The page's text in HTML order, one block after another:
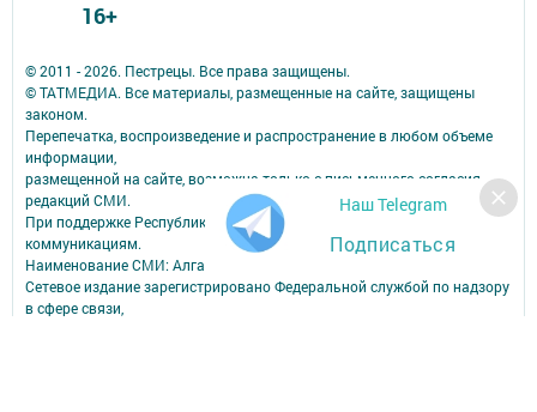
Наш Telegram
Подписаться
© 2011 - 2026. Пестрецы. Все права защищены.
© ТАТМЕДИА. Все материалы, размещенные на сайте, защищены
законом.
Перепечатка, воспроизведение и распространение в любом объеме
информации,
размещенной на сайте, возможна только с письменного согласия
редакций СМИ.
При поддержке Республиканского агентства по печати и массовым
коммуникациям.
Наименование СМИ: Алга (Вперед)
Сетевое издание зарегистрировано Федеральной службой по надзору
в сфере связи,
16+